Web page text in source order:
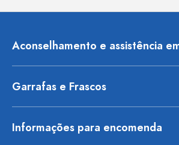
Aconselhamento e assistência
Garrafas e Frascos
Informações para encomenda